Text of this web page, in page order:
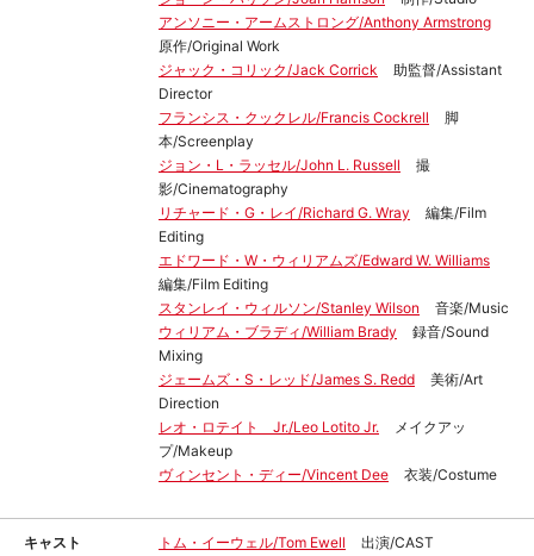
アンソニー・アームストロング/Anthony Armstrong
原作/Original Work
ジャック・コリック/Jack Corrick
助監督/Assistant
Director
フランシス・クックレル/Francis Cockrell
脚
本/Screenplay
ジョン・L・ラッセル/John L. Russell
撮
影/Cinematography
リチャード・G・レイ/Richard G. Wray
編集/Film
Editing
エドワード・W・ウィリアムズ/Edward W. Williams
編集/Film Editing
スタンレイ・ウィルソン/Stanley Wilson
音楽/Music
ウィリアム・ブラディ/William Brady
録音/Sound
Mixing
ジェームズ・S・レッド/James S. Redd
美術/Art
Direction
レオ・ロテイト Jr./Leo Lotito Jr.
メイクアッ
プ/Makeup
ヴィンセント・ディー/Vincent Dee
衣装/Costume
キャスト トム・イーウェル/Tom Ewell
出演/CAST